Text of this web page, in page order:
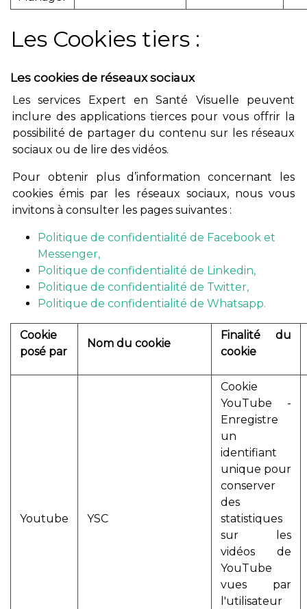
Les Cookies tiers :
Les cookies de réseaux sociaux
Les services Expert en Santé Visuelle peuvent
inclure des applications tierces pour vous offrir la
possibilité de partager du contenu sur les réseaux
sociaux ou de lire des vidéos.
Pour obtenir plus d’information concernant les
cookies émis par les réseaux sociaux, nous vous
invitons à consulter les pages suivantes :
Politique de confidentialité de Facebook et
Messenger,
Politique de confidentialité de Linkedin,
Politique de confidentialité de Twitter,
Politique de confidentialité de Whatsapp.
Cookie
posé par
Nom du cookie
Finalité du
cookie
Youtube YSC
Cookie
YouTube -
Enregistre
un
identifiant
unique pour
conserver
des
statistiques
sur les
vidéos de
YouTube
vues par
l'utilisateur